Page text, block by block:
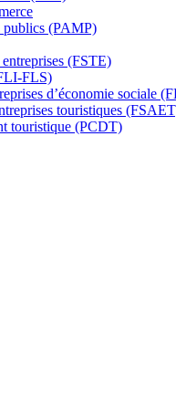
publics (PAMP)
(FSTE)
FLS)
d’économie sociale
touristiques
touristique (PCDT)